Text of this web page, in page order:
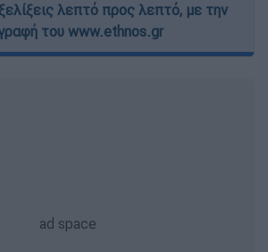
λεπτό προς λεπτό, με την
του www.ethnos.gr